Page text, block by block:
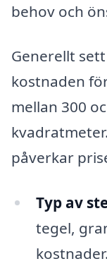
behov och
Generellt
kostnaden
mellan 300
påverkar
Typ av
tegel,
kostnader.